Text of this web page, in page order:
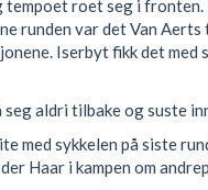
tempoet roet seg i
runden var det Van Aerts
Iserbyt fikk det med
seg aldri tilbake og suste
med sykkelen på siste
Haar i kampen om